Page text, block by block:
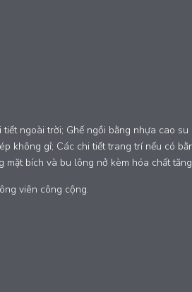
ngoài trời; Ghế ngồi bằng nhựa cao su
không gỉ; Các chi tiết trang trí nếu có
bích và bu lông nở kèm hóa chất
viên công cộng.